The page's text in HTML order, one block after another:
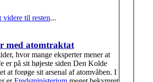
til resten...
med atomtraktat
hvor mange eksperter mener at
er på sit højeste siden Den Kolde
at forøge sit arsenal af atomvåben. I